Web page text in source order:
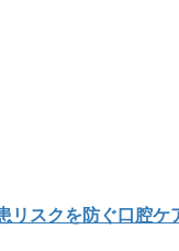
リスクを防ぐ口腔ケ